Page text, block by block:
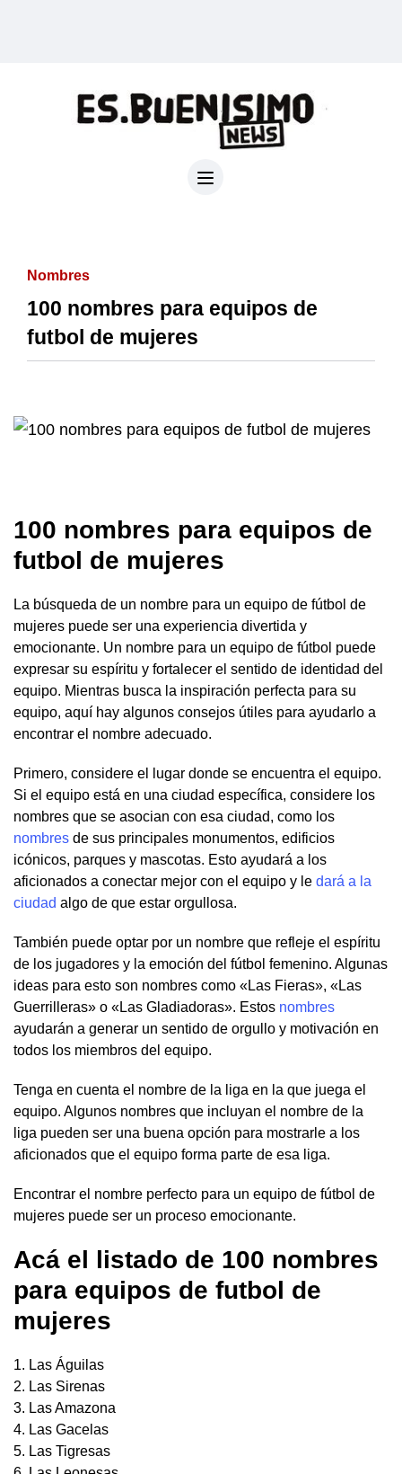
Nombres
100 nombres para equipos de
futbol de mujeres
100 nombres para equipos de
futbol de mujeres
La búsqueda de un nombre para un equipo de fútbol de
mujeres puede ser una experiencia divertida y
emocionante. Un nombre para un equipo de fútbol puede
expresar su espíritu y fortalecer el sentido de identidad del
equipo. Mientras busca la inspiración perfecta para su
equipo, aquí hay algunos consejos útiles para ayudarlo a
encontrar el nombre adecuado.
Primero, considere el lugar donde se encuentra el equipo.
Si el equipo está en una ciudad específica, considere los
nombres que se asocian con esa ciudad, como los
nombres de sus principales monumentos, edificios
icónicos, parques y mascotas. Esto ayudará a los
aficionados a conectar mejor con el equipo y le dará a la
ciudad algo de que estar orgullosa.
También puede optar por un nombre que refleje el espíritu
de los jugadores y la emoción del fútbol femenino. Algunas
ideas para esto son nombres como «Las Fieras», «Las
Guerrilleras» o «Las Gladiadoras». Estos nombres
ayudarán a generar un sentido de orgullo y motivación en
todos los miembros del equipo.
Tenga en cuenta el nombre de la liga en la que juega el
equipo. Algunos nombres que incluyan el nombre de la
liga pueden ser una buena opción para mostrarle a los
aficionados que el equipo forma parte de esa liga.
Encontrar el nombre perfecto para un equipo de fútbol de
mujeres puede ser un proceso emocionante.
Acá el listado de 100 nombres
para equipos de futbol de
mujeres
1. Las Águilas
2. Las Sirenas
3. Las Amazona
4. Las Gacelas
5. Las Tigresas